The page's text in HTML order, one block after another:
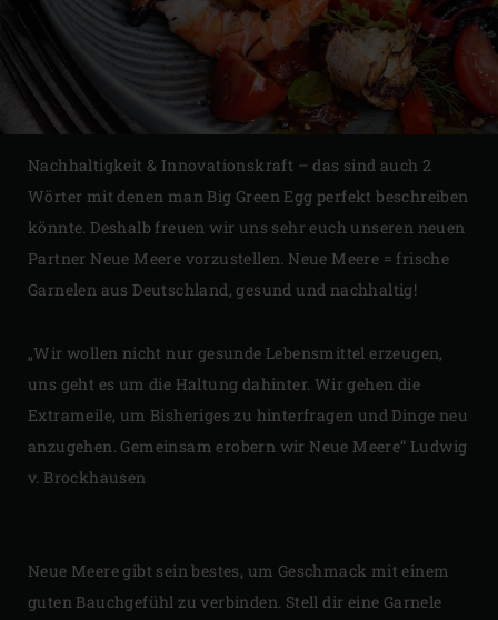
Nachhaltigkeit & Innovationskraft – das sind auch 2
Wörter mit denen man Big Green Egg perfekt beschreiben
könnte. Deshalb freuen wir uns sehr euch unseren neuen
Partner Neue Meere vorzustellen. Neue Meere = frische
Garnelen aus Deutschland, gesund und nachhaltig!
„Wir wollen nicht nur gesunde Lebensmittel erzeugen,
uns geht es um die Haltung dahinter. Wir gehen die
Extrameile, um Bisheriges zu hinterfragen und Dinge neu
anzugehen. Gemeinsam erobern wir Neue Meere“ Ludwig
v. Brockhausen
Neue Meere gibt sein bestes, um Geschmack mit einem
guten Bauchgefühl zu verbinden. Stell dir eine Garnele